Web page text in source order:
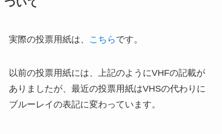
ついて
実際の投票用紙は、 こちら です。
以前の投票用紙には、上記のようにVHFの記載が
ありましたが、最近の投票用紙はVHSの代わりに
ブルーレイの表記に変わっています。